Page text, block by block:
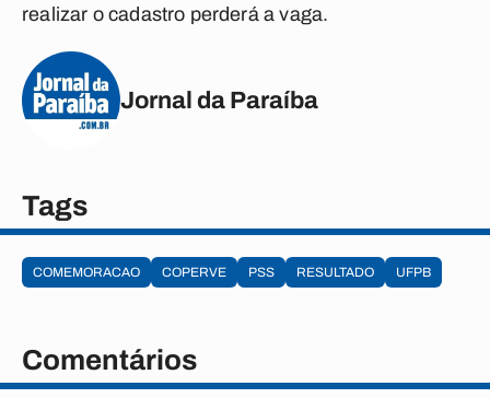
realizar o cadastro perderá a vaga.
Jornal da Paraíba
Tags
COMEMORACAO COPERVE PSS RESULTADO UFPB
Comentários